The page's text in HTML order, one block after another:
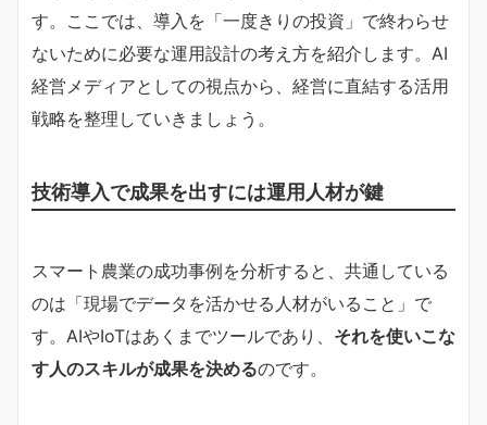
す。ここでは、導入を「一度きりの投資」で終わらせ
ないために必要な運用設計の考え方を紹介します。AI
経営メディアとしての視点から、経営に直結する活用
戦略を整理していきましょう。
技術導入で成果を出すには運用人材が鍵
スマート農業の成功事例を分析すると、共通している
のは「現場でデータを活かせる人材がいること」で
す。AIやIoTはあくまでツールであり、 それを使いこな
す人のスキルが成果を決めるのです。